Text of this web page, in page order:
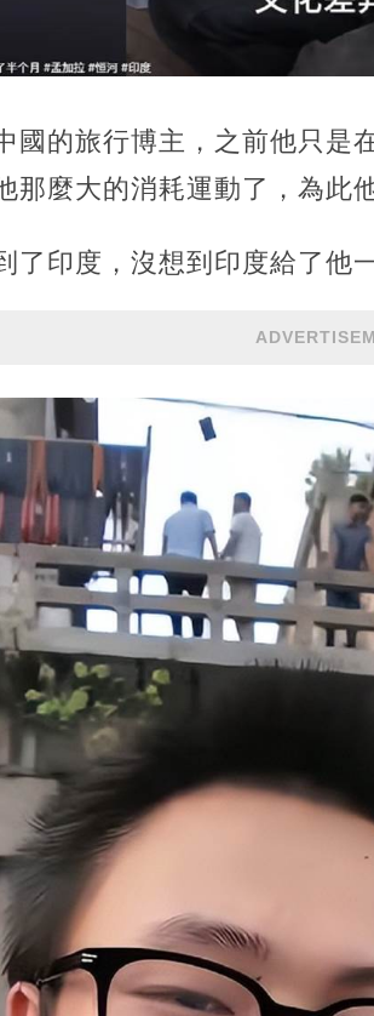
國的旅行博主，之前他只是
那麼大的消耗運動了，為此
了印度，沒想到印度給了他